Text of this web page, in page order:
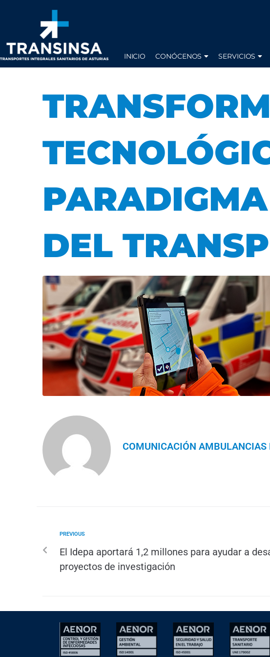
INICIO CONÓCENOS SERVICIOS
DEL
COMUNICACIÓN AMBULANCIAS
PREVIOUS
El Idepa aportará 1,2 millones para ayudar a
proyectos de investigación